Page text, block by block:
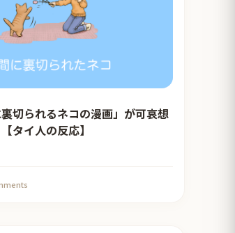
切られるネコの漫画」が可哀想
タイ人の反応】